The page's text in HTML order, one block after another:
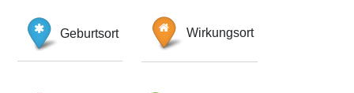
Geburtsort Wirkungsort